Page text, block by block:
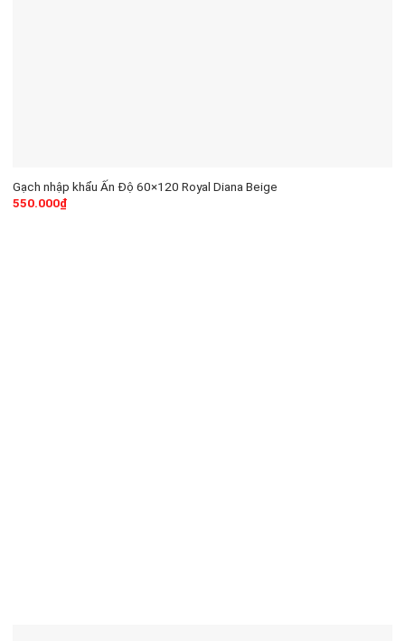
Gạch nhập khẩu Ấn Độ 60×120 Royal Diana Beige
550.000₫